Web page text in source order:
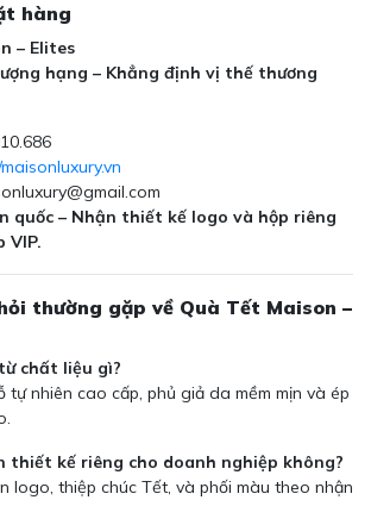
hàng
– Elites
hạng – Khẳng định vị thế thương
quốc – Nhận thiết kế logo và hộp riêng
VIP.
thường gặp về Quà Tết Maison –
chất liệu gì?
tự nhiên cao cấp, phủ giả da mềm mịn và ép
thiết kế riêng cho doanh nghiệp không?
logo, thiệp chúc Tết, và phối màu theo nhận